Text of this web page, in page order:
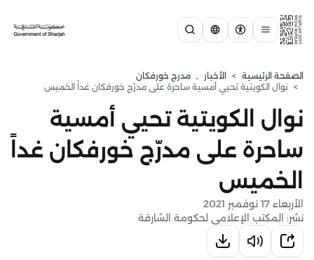
الصفحة الرئيسية > الأخبار , مدرج خورفكان
> نوال الكويتية تحيي أمسية ساحرة على مدرّج خورفكان غداً الخميس
نوال الكويتية تحيي أمسية
ساحرة على مدرّج خورفكان غداً
الخميس
الأربعاء 17 نوفمبر 2021
نشر: المكتب الإعلامي لحكومة الشارقة